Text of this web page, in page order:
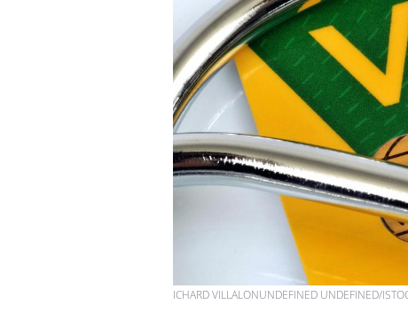
ICHARD VILLALONUNDEFINED UNDEFINED/
Pourquoi votre ventre
gâche-t-il les premiers
jours de vos vacances ?
Fortes chaleurs :
pourquoi le risque de
noyade grimpe-t-il ?